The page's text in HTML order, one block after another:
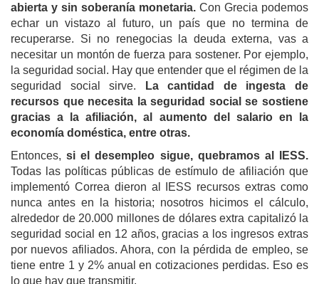
abierta y sin soberanía monetaria. Con Grecia podemos
echar un vistazo al futuro, un país que no termina de
recuperarse. Si no renegocias la deuda externa, vas a
necesitar un montón de fuerza para sostener. Por ejemplo,
la seguridad social. Hay que entender que el régimen de la
seguridad social sirve.
La cantidad de ingesta de
recursos que necesita la seguridad social se sostiene
gracias a la afiliación, al aumento del salario en la
economía doméstica, entre otras.
Entonces,si el desempleo sigue, quebramos al IESS.
Todas las políticas públicas de estímulo de afiliación que
implementó Correa dieron al IESS recursos extras como
nunca antes en la historia; nosotros hicimos el cálculo,
alrededor de 20.000 millones de dólares extra capitalizó la
seguridad social en 12 años, gracias a los ingresos extras
por nuevos afiliados. Ahora, con la pérdida de empleo, se
tiene entre 1 y 2% anual en cotizaciones perdidas. Eso es
lo que hay que transmitir.